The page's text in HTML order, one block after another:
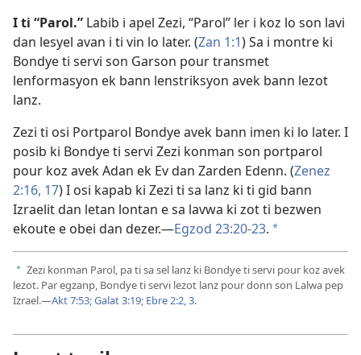
I ti “Parol.” Labib i apel Zezi, “Parol” ler i koz lo son lavi
dan lesyel avan i ti vin lo later. (Zan 1:1) Sa i montre ki
Bondye ti servi son Garson pour transmet
lenformasyon ek bann lenstriksyon avek bann lezot
lanz.
Zezi ti osi Portparol Bondye avek bann imen ki lo later. I
posib ki Bondye ti servi Zezi konman son portparol
pour koz avek Adan ek Ev dan Zarden Edenn. (Zenez
2:16, 17) I osi kapab ki Zezi ti sa lanz ki ti gid bann
Izraelit dan letan lontan e sa lavwa ki zot ti bezwen
ekoute e obei dan dezer.​—Egzod 23:20-23. a
a Zezi konman Parol, pa ti sa sel lanz ki Bondye ti servi pour koz avek
lezot. Par egzanp, Bondye ti servi lezot lanz pour donn son Lalwa pep
Izrael.​—Akt 7:53;Galat 3:19; Ebre 2:2, 3.